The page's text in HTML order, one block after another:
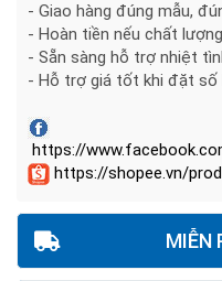
- Giao hàng đúng mẫu,
- Hoàn tiền nếu chất
- Sẵn sàng hỗ trợ nhiệt
- Hỗ trợ giá tốt khi đặt số
https://
https://shopee.vn/
MIỄN